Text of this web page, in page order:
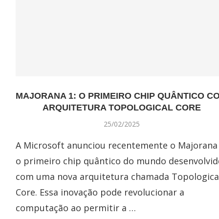
MAJORANA 1: O PRIMEIRO CHIP QUÂNTICO
ARQUITETURA TOPOLOGICAL CORE
25/02/2025
A Microsoft anunciou recentemente o Majorana
o primeiro chip quântico do mundo
com uma nova arquitetura chamada
Core. Essa inovação pode revolucionar a
computação ao permitir a …